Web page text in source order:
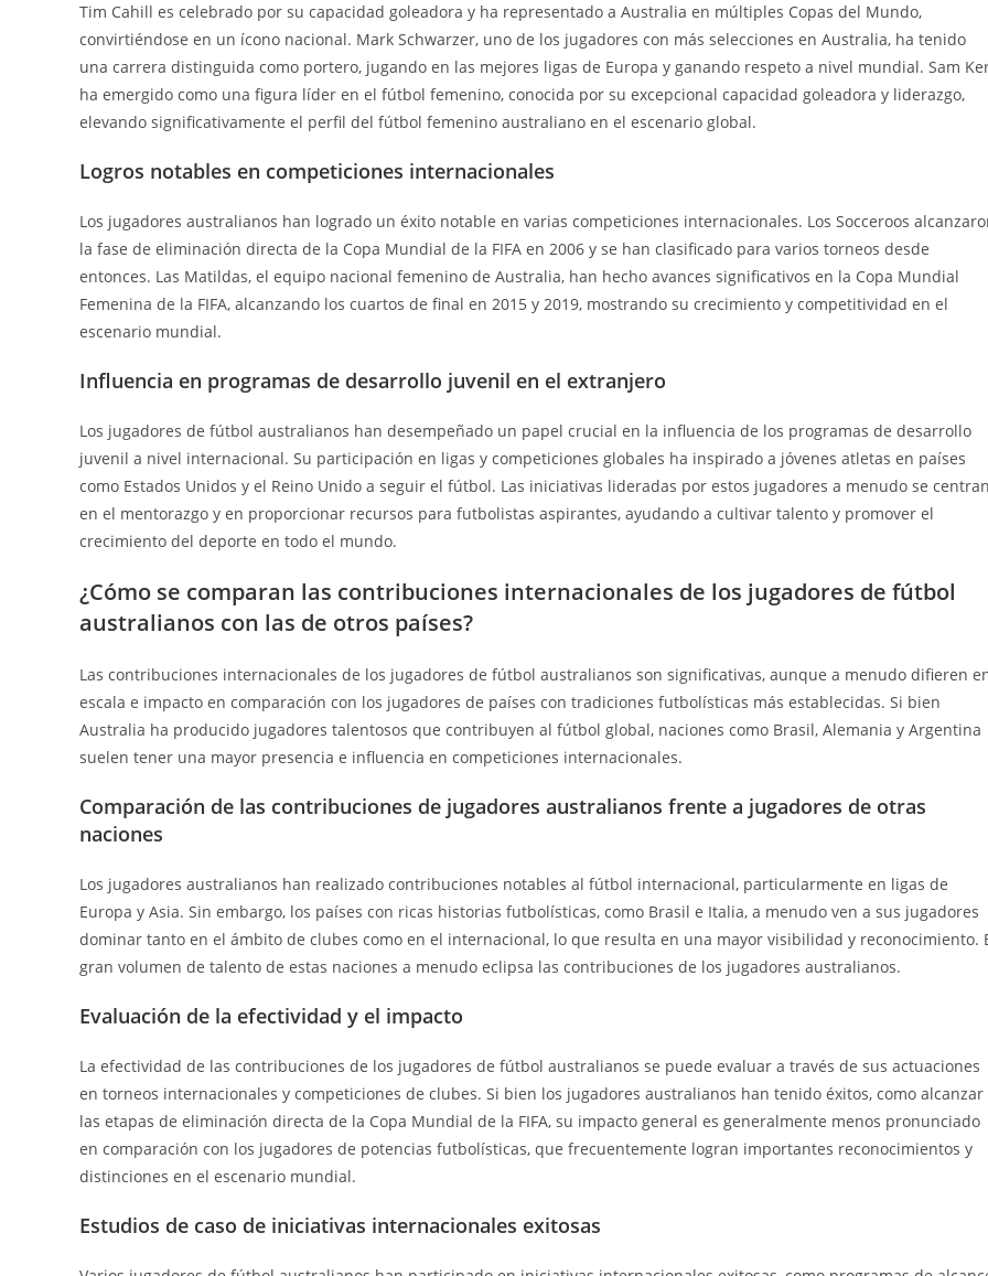
Tim Cahill es celebrado por su capacidad goleadora y ha representado a Australia en múltiples Copas del Mundo,
convirtiéndose en un ícono nacional. Mark Schwarzer, uno de los jugadores con más selecciones en Australia, ha tenido
una carrera distinguida como portero, jugando en las mejores ligas de Europa y ganando respeto a nivel mundial. Sam
ha emergido como una figura líder en el fútbol femenino, conocida por su excepcional capacidad goleadora y liderazgo,
elevando significativamente el perfil del fútbol femenino australiano en el escenario global.
Logros notables en competiciones internacionales
Los jugadores australianos han logrado un éxito notable en varias competiciones internacionales. Los Socceroos
la fase de eliminación directa de la Copa Mundial de la FIFA en 2006 y se han clasificado para varios torneos desde
entonces. Las Matildas, el equipo nacional femenino de Australia, han hecho avances significativos en la Copa Mundial
Femenina de la FIFA, alcanzando los cuartos de final en 2015 y 2019, mostrando su crecimiento y competitividad en el
escenario mundial.
Influencia en programas de desarrollo juvenil en el extranjero
Los jugadores de fútbol australianos han desempeñado un papel crucial en la influencia de los programas de desarrollo
juvenil a nivel internacional. Su participación en ligas y competiciones globales ha inspirado a jóvenes atletas en países
como Estados Unidos y el Reino Unido a seguir el fútbol. Las iniciativas lideradas por estos jugadores a menudo se centran
en el mentorazgo y en proporcionar recursos para futbolistas aspirantes, ayudando a cultivar talento y promover el
crecimiento del deporte en todo el mundo.
¿Cómo se comparan las contribuciones internacionales de los jugadores de fútbol
australianos con las de otros países?
Las contribuciones internacionales de los jugadores de fútbol australianos son significativas, aunque a menudo difieren
escala e impacto en comparación con los jugadores de países con tradiciones futbolísticas más establecidas. Si bien
Australia ha producido jugadores talentosos que contribuyen al fútbol global, naciones como Brasil, Alemania y Argentina
suelen tener una mayor presencia e influencia en competiciones internacionales.
Comparación de las contribuciones de jugadores australianos frente a jugadores de otras
naciones
Los jugadores australianos han realizado contribuciones notables al fútbol internacional, particularmente en ligas de
Europa y Asia. Sin embargo, los países con ricas historias futbolísticas, como Brasil e Italia, a menudo ven a sus jugadores
dominar tanto en el ámbito de clubes como en el internacional, lo que resulta en una mayor visibilidad y reconocimiento.
gran volumen de talento de estas naciones a menudo eclipsa las contribuciones de los jugadores australianos.
Evaluación de la efectividad y el impacto
La efectividad de las contribuciones de los jugadores de fútbol australianos se puede evaluar a través de sus actuaciones
en torneos internacionales y competiciones de clubes. Si bien los jugadores australianos han tenido éxitos, como alcanzar
las etapas de eliminación directa de la Copa Mundial de la FIFA, su impacto general es generalmente menos pronunciado
en comparación con los jugadores de potencias futbolísticas, que frecuentemente logran importantes reconocimientos y
distinciones en el escenario mundial.
Estudios de caso de iniciativas internacionales exitosas